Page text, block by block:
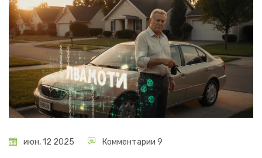
июн, 12 2025 Комментарии 9